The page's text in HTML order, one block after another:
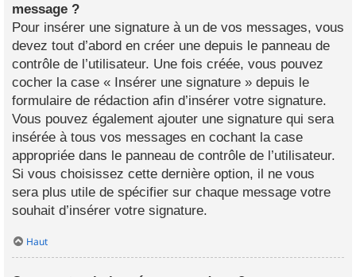
message ?
Pour insérer une signature à un de vos messages, vous
devez tout d’abord en créer une depuis le panneau de
contrôle de l’utilisateur. Une fois créée, vous pouvez
cocher la case « Insérer une signature » depuis le
formulaire de rédaction afin d’insérer votre signature.
Vous pouvez également ajouter une signature qui sera
insérée à tous vos messages en cochant la case
appropriée dans le panneau de contrôle de l’utilisateur.
Si vous choisissez cette dernière option, il ne vous
sera plus utile de spécifier sur chaque message votre
souhait d’insérer votre signature.
Haut